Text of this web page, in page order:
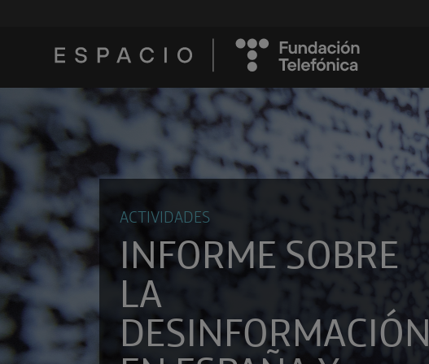
ACTIVIDADES
INFORME SOBRE
LA
DESINFORMACIÓN